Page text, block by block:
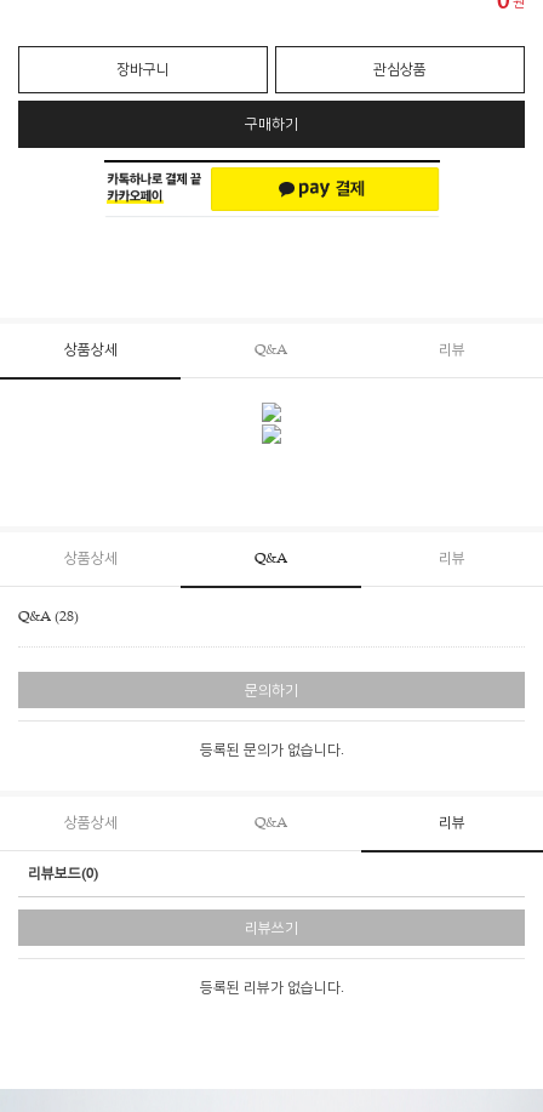
장바구니 관심상품
구매하기
상품상세 Q&A 리뷰
상품상세 Q&A 리뷰
Q&A (28)
문의하기
등록된 문의가 없습니다.
상품상세 Q&A 리뷰
리뷰보드(0)
리뷰쓰기
등록된 리뷰가 없습니다.